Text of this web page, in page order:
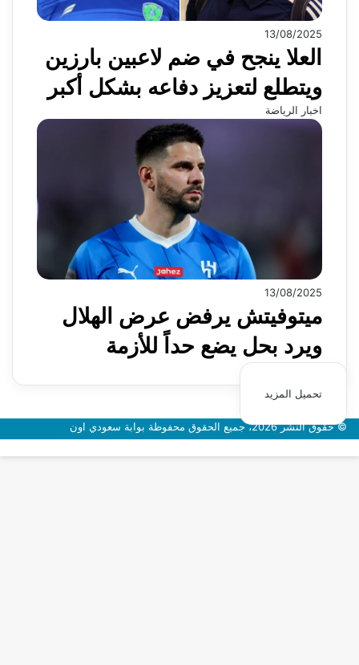
13/08/2025
العلا ينجح في ضم لاعبين بارزين
ويتطلع لتعزيز دفاعه بشكل أكبر
اخبار الرياضة
13/08/2025
ميتوفيتش يرفض عرض الهلال
ويرد بحل يضع حداً للأزمة
تحميل المزيد
© حقوق النشر 2026، جميع الحقوق محفوظة بوابة سعودي اون